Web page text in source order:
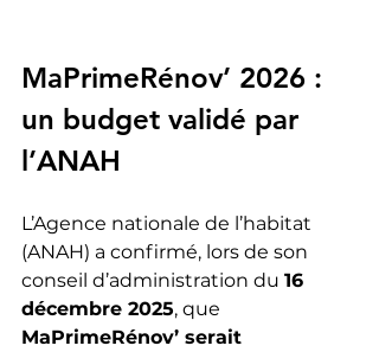
MaPrimeRénov’ 2026 :
un budget validé par
l’ANAH
L’Agence nationale de l’habitat
(ANAH) a confirmé, lors de son
conseil d’administration du 16
décembre 2025, que
MaPrimeRénov’ serait